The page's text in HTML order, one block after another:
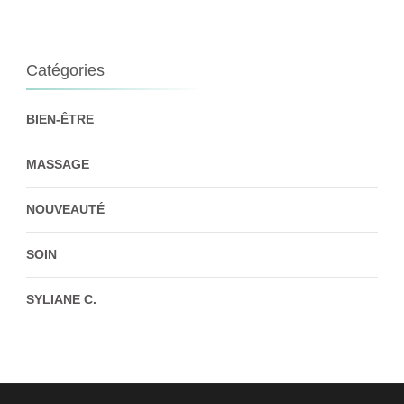
Catégories
BIEN-ÊTRE
MASSAGE
NOUVEAUTÉ
SOIN
SYLIANE C.